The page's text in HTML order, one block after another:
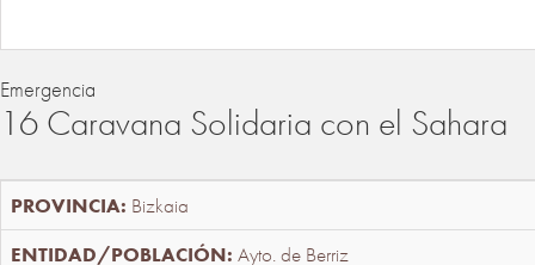
Emergencia
16 Caravana Solidaria con el Sahara
Bizkaia
Ayto. de Berriz